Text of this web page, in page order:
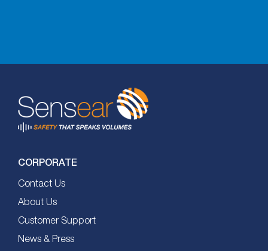
CORPORATE
Contact Us
About Us
Customer Support
News & Press